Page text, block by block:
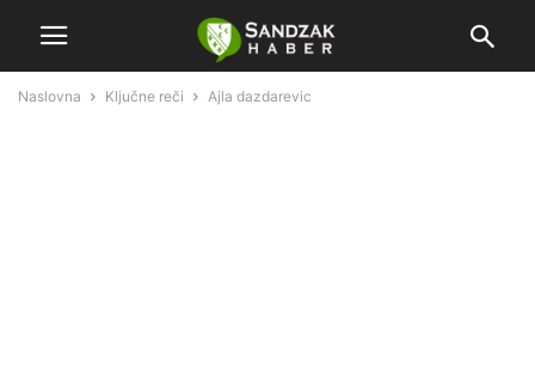
Naslovna Ključne reči Ajla dazdarevic